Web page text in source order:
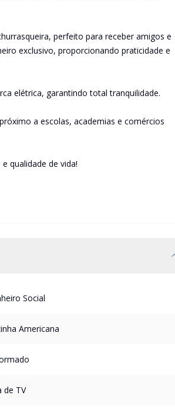
perfeito para receber amigos e
exclusivo, proporcionando praticidade e
elétrica, garantindo total tranquilidade.
a escolas, academias e comércios
qualidade de vida!
Social
Americana
de TV